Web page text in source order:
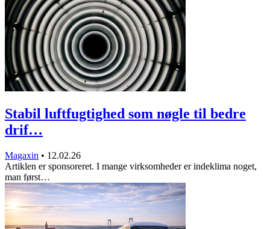
Stabil luftfugtighed som nøgle til bedre
drif…
Magaxin • 12.02.26
Artiklen er sponsoreret. I mange virksomheder er indeklima noget,
man først…